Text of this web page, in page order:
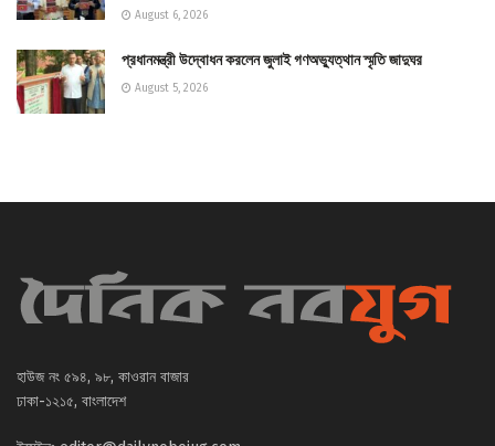
August 6, 2026
প্রধানমন্ত্রী উদ্বোধন করলেন জুলাই গণঅভ্যুত্থান স্মৃতি জাদুঘর
August 5, 2026
হাউজ নং ৫৯৪, ৯৮, কাওরান বাজার
ঢাকা-১২১৫, বাংলাদেশ